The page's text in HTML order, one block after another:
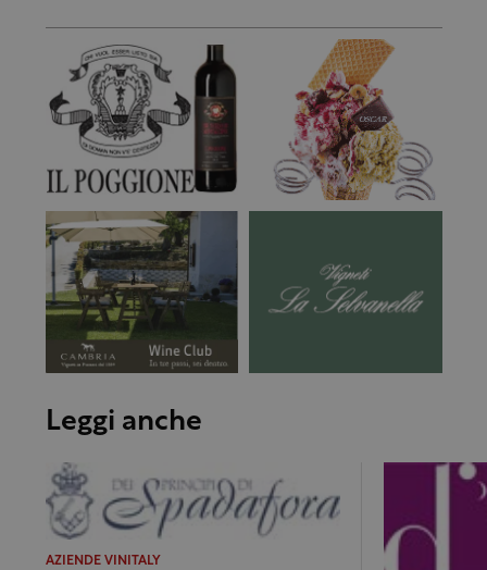
Leggi anche
AZIENDE VINITALY